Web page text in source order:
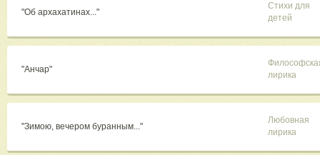
"Об архахатинах..."
Стихи для
детей
"Анчар"
лирика
"Зимою, вечером буранным..."
Любовная
лирика